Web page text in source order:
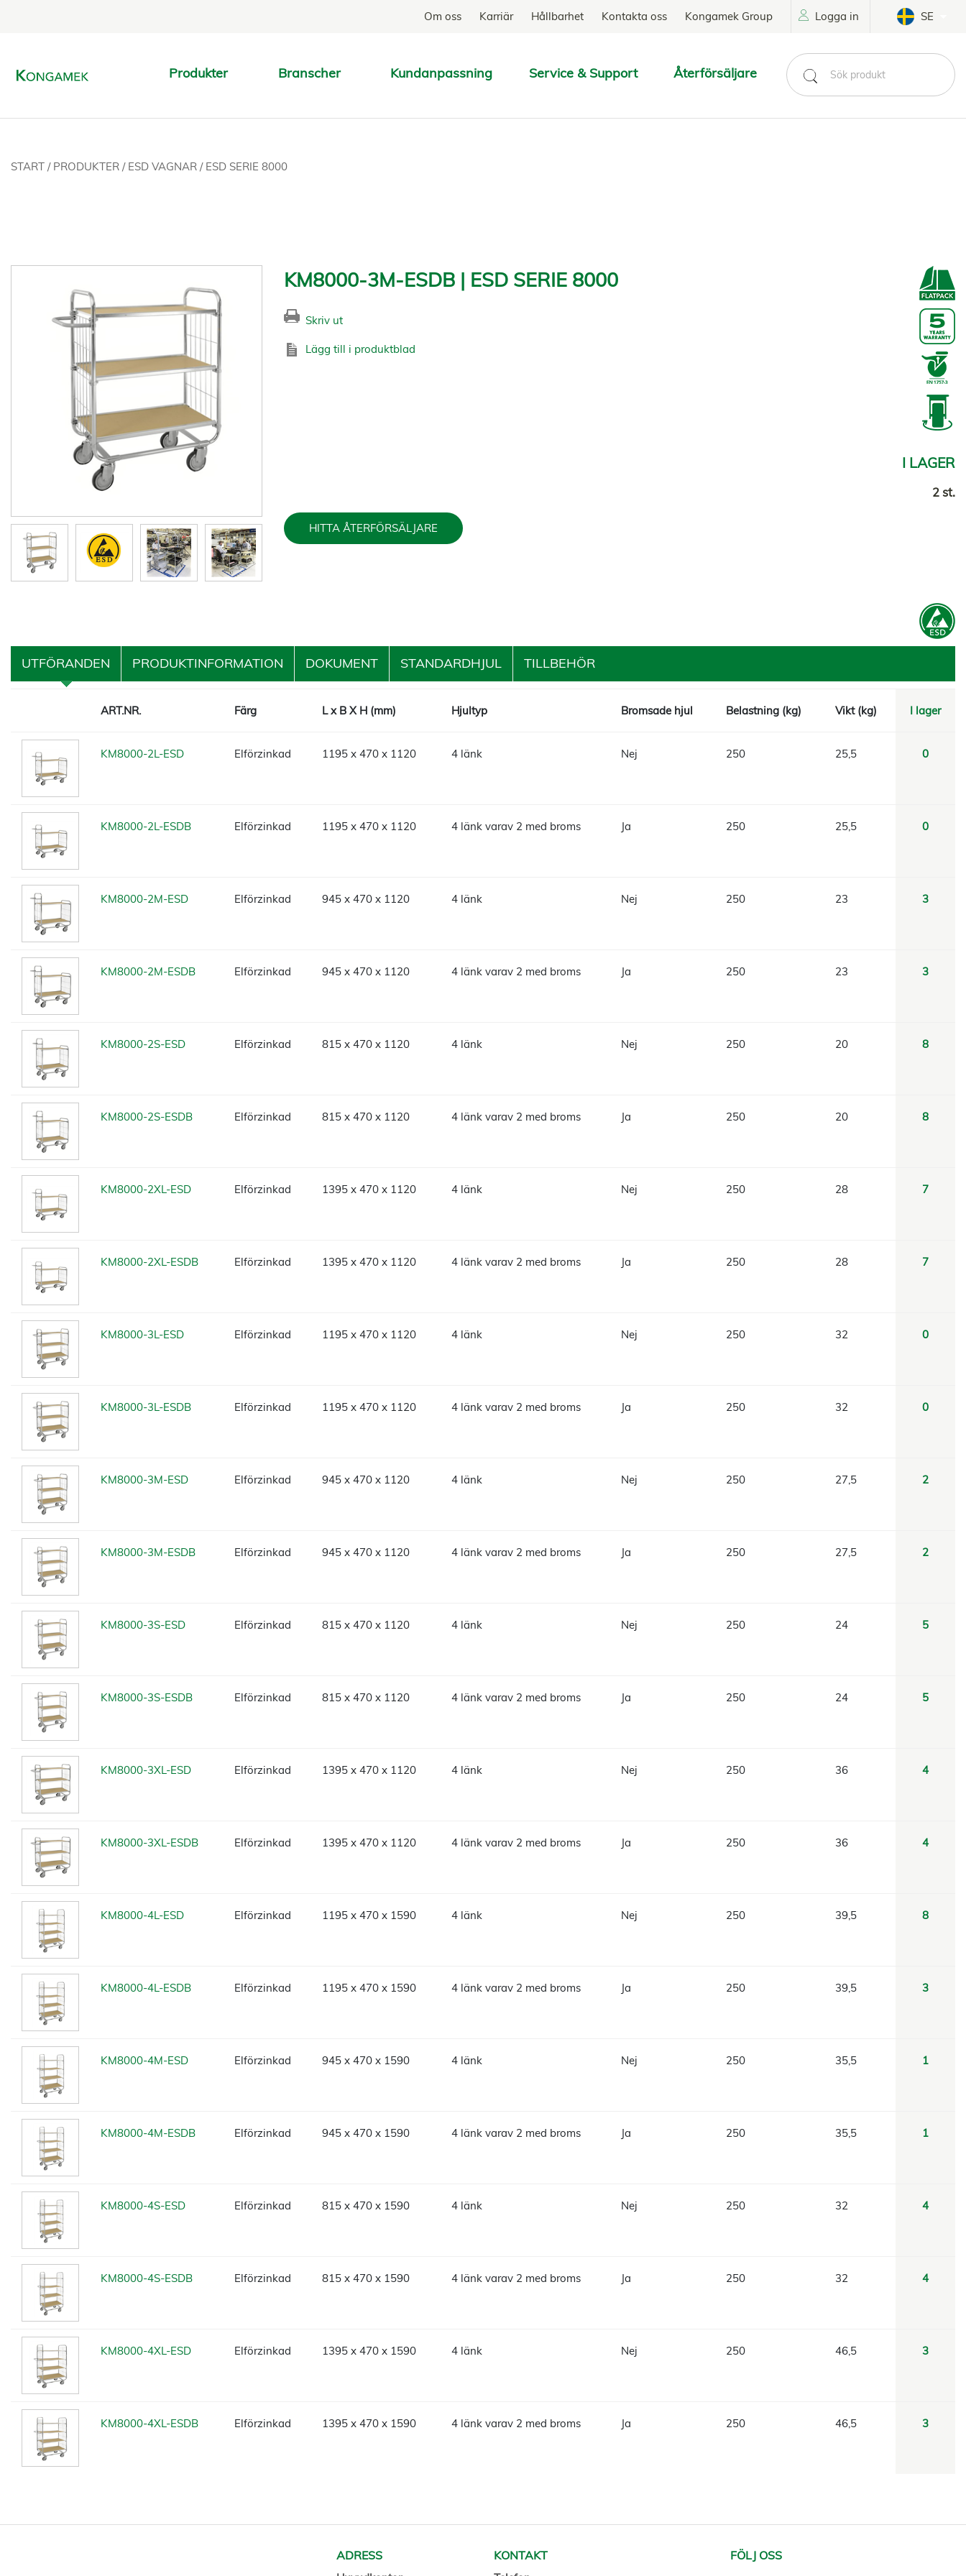
Om oss Karriär Hållbarhet Kontakta oss Kongamek Group Logga in SE
Produkter Branscher Kundanpassning Service & Support Återförsäljare
SÖK
START / PRODUKTER / ESD VAGNAR / ESD SERIE 8000
KM8000-3M-ESDB | ESD SERIE 8000
Skriv ut
Lägg till i produktblad
I LAGER
2 st.
HITTA ÅTERFÖRSÄLJARE
UTFÖRANDEN PRODUKTINFORMATION DOKUMENT STANDARDHJUL TILLBEHÖR
ART.NR. Färg L x B X H (mm) Hjultyp Bromsade hjul Belastning (kg) Vikt (kg) I lager
KM8000-2L-ESD Elförzinkad 1195 x 470 x 1120 4 länk Nej 250 25,5 0
KM8000-2L-ESDB Elförzinkad 1195 x 470 x 1120 4 länk varav 2 med broms Ja 250 25,5 0
KM8000-2M-ESD Elförzinkad 945 x 470 x 1120 4 länk Nej 250 23 3
KM8000-2M-ESDB Elförzinkad 945 x 470 x 1120 4 länk varav 2 med broms Ja 250 23 3
KM8000-2S-ESD Elförzinkad 815 x 470 x 1120 4 länk Nej 250 20 8
KM8000-2S-ESDB Elförzinkad 815 x 470 x 1120 4 länk varav 2 med broms Ja 250 20 8
KM8000-2XL-ESD Elförzinkad 1395 x 470 x 1120 4 länk Nej 250 28 7
KM8000-2XL-ESDB Elförzinkad 1395 x 470 x 1120 4 länk varav 2 med broms Ja 250 28 7
KM8000-3L-ESD Elförzinkad 1195 x 470 x 1120 4 länk Nej 250 32 0
KM8000-3L-ESDB Elförzinkad 1195 x 470 x 1120 4 länk varav 2 med broms Ja 250 32 0
KM8000-3M-ESD Elförzinkad 945 x 470 x 1120 4 länk Nej 250 27,5 2
KM8000-3M-ESDB Elförzinkad 945 x 470 x 1120 4 länk varav 2 med broms Ja 250 27,5 2
KM8000-3S-ESD Elförzinkad 815 x 470 x 1120 4 länk Nej 250 24 5
KM8000-3S-ESDB Elförzinkad 815 x 470 x 1120 4 länk varav 2 med broms Ja 250 24 5
KM8000-3XL-ESD Elförzinkad 1395 x 470 x 1120 4 länk Nej 250 36 4
KM8000-3XL-ESDB Elförzinkad 1395 x 470 x 1120 4 länk varav 2 med broms Ja 250 36 4
KM8000-4L-ESD Elförzinkad 1195 x 470 x 1590 4 länk Nej 250 39,5 8
KM8000-4L-ESDB Elförzinkad 1195 x 470 x 1590 4 länk varav 2 med broms Ja 250 39,5 3
KM8000-4M-ESD Elförzinkad 945 x 470 x 1590 4 länk Nej 250 35,5 1
KM8000-4M-ESDB Elförzinkad 945 x 470 x 1590 4 länk varav 2 med broms Ja 250 35,5 1
KM8000-4S-ESD Elförzinkad 815 x 470 x 1590 4 länk Nej 250 32 4
KM8000-4S-ESDB Elförzinkad 815 x 470 x 1590 4 länk varav 2 med broms Ja 250 32 4
KM8000-4XL-ESD Elförzinkad 1395 x 470 x 1590 4 länk Nej 250 46,5 3
KM8000-4XL-ESDB Elförzinkad 1395 x 470 x 1590 4 länk varav 2 med broms Ja 250 46,5 3
ADRESS KONTAKT FÖLJ OSS